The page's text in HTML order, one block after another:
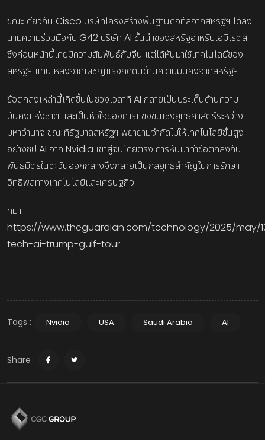
ขณะเดียวกัน Cisco บริษัทโครงสร้างพื้นฐานดิจิทัลจากสหรัฐฯ ได้ลง
นามความร่วมมือกับ G42 บริษัท AI ชั้นนำของสหรัฐอาหรับเอมิเรตส์
ซึ่งก่อนหน้านี้เคยมีความสัมพันธ์กับจีน แต่ได้หันมาใช้เทคโนโลยีของ
สหรัฐฯ แทน หลังจากเผชิญแรงกดดันด้านความมั่นคงจากสหรัฐฯ
ข้อตกลงเหล่านี้เกิดขึ้นในช่วงเวลาที่ AI กลายเป็นประเด็นด้านความ
มั่นคงแห่งชาติ และเป็นหัวใจของการแข่งขันเชิงยุทธศาสตร์ระหว่าง
มหาอำนาจ ขณะที่รัฐบาลสหรัฐฯ พยายามจำกัดไม่ให้เทคโนโลยีขั้นสูง
อย่างชิป AI จาก Nvidia เข้าสู่จีนโดยตรง การหันมาทำข้อตกลงกับ
พันธมิตรในตะวันออกกลางจึงกลายเป็นกลยุทธ์สำคัญในการรักษา
อิทธิพลทางเทคโนโลยีและเศรษฐกิจ
ที่มา:
https://www.theguardian.com/technology/2025/may/
tech-ai-trump-gulf-tour
Tags : Nvidia USA Saudi Arabia AI
Share :